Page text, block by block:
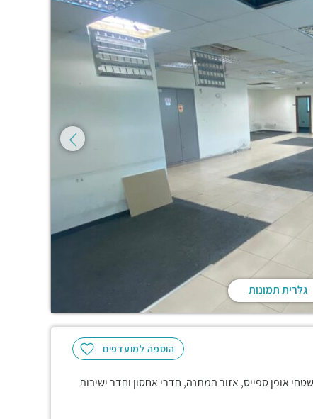
גלרית תמונות
הוספה למועדפים
אופן ספייס, אזור המתנה, חדרי אחסון וחדר ישיבות